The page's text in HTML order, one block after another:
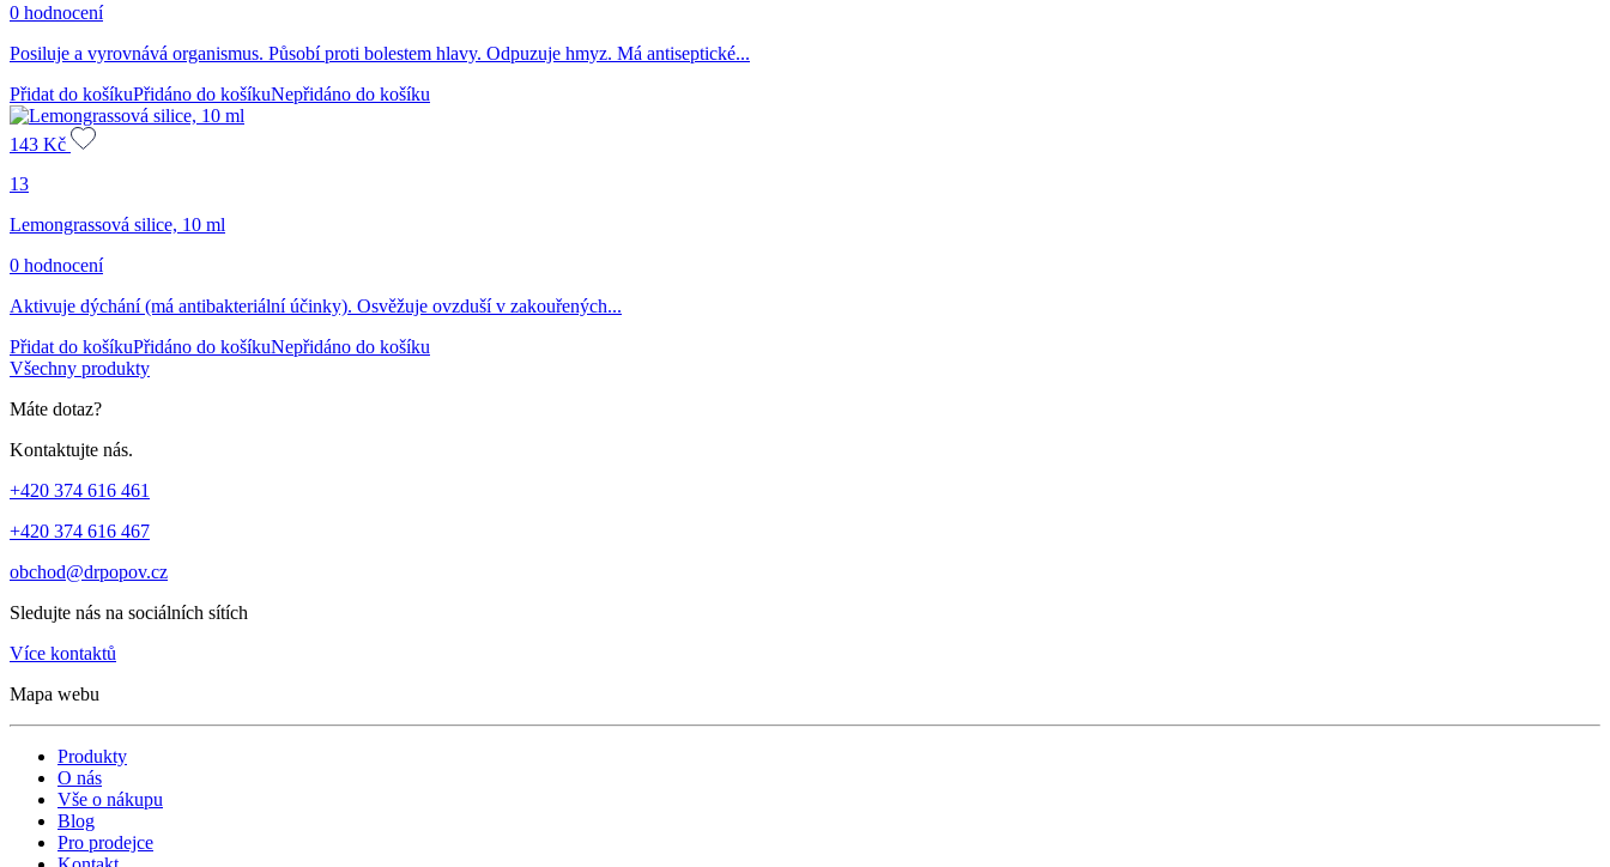
0 hodnocení
Posiluje a vyrovnává organismus. Působí proti bolestem hlavy. Odpuzuje hmyz. Má antiseptické...
Přidat do košíkuPřidáno do košíkuNepřidáno do košíku
143 Kč
13
Lemongrassová silice, 10 ml
0 hodnocení
Aktivuje dýchání (má antibakteriální účinky). Osvěžuje ovzduší v zakouřených...
Přidat do košíkuPřidáno do košíkuNepřidáno do košíku
Všechny produkty
Máte dotaz?
Kontaktujte nás.
+420 374 616 461
+420 374 616 467
obchod@drpopov.cz
Sledujte nás na sociálních sítích
Více kontaktů
Mapa webu
Produkty
O nás
Vše o nákupu
Blog
Pro prodejce